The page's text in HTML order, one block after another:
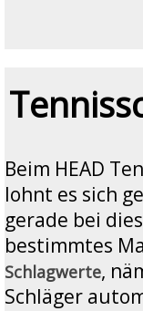
Beim HEAD
lohnt es sich
gerade bei
bestimmtes
Schlagwerte,
Schläger